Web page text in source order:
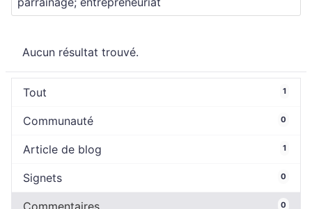
Aucun résultat trouvé.
Tout 1
Communauté 0
Article de blog 1
Signets 0
Commentaires 0